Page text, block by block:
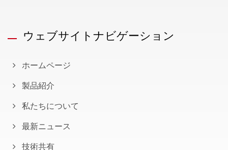
ウェブサイトナビゲーション
ホームページ
製品紹介
私たちについて
最新ニュース
技術共有